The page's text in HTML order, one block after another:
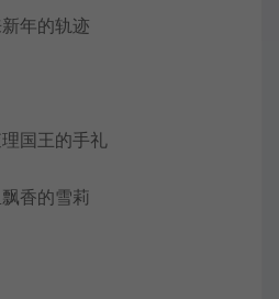
年的轨迹
国王的手礼
香的雪莉